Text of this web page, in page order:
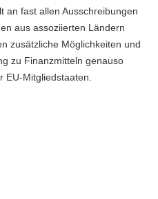
an fast allen Ausschreibungen
aus assoziierten Ländern
zusätzliche Möglichkeiten und
zu Finanzmitteln genauso
EU-Mitgliedstaaten.